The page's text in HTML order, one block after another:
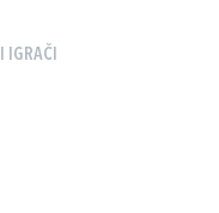
IGRAČI